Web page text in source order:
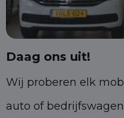
Daag ons uit!
Wij proberen elk
auto of